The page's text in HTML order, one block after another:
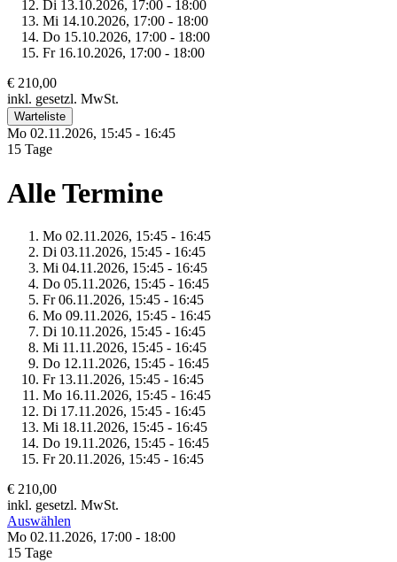
Di 13.10.2026, 17:00 - 18:00
Mi 14.10.2026, 17:00 - 18:00
Do 15.10.2026, 17:00 - 18:00
Fr 16.10.2026, 17:00 - 18:00
€ 210,00
inkl. gesetzl. MwSt.
Warteliste
Mo 02.11.2026, 15:45 - 16:45
15 Tage
Alle Termine
Mo 02.11.2026, 15:45 - 16:45
Di 03.11.2026, 15:45 - 16:45
Mi 04.11.2026, 15:45 - 16:45
Do 05.11.2026, 15:45 - 16:45
Fr 06.11.2026, 15:45 - 16:45
Mo 09.11.2026, 15:45 - 16:45
Di 10.11.2026, 15:45 - 16:45
Mi 11.11.2026, 15:45 - 16:45
Do 12.11.2026, 15:45 - 16:45
Fr 13.11.2026, 15:45 - 16:45
Mo 16.11.2026, 15:45 - 16:45
Di 17.11.2026, 15:45 - 16:45
Mi 18.11.2026, 15:45 - 16:45
Do 19.11.2026, 15:45 - 16:45
Fr 20.11.2026, 15:45 - 16:45
€ 210,00
inkl. gesetzl. MwSt.
Auswählen
Mo 02.11.2026, 17:00 - 18:00
15 Tage